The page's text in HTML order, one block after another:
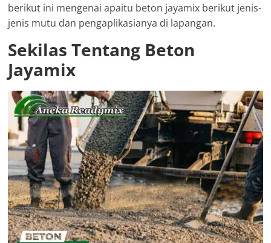
berikut ini mengenai apaitu beton jayamix berikut jenis-
jenis mutu dan pengaplikasianya di lapangan.
Sekilas Tentang Beton
Jayamix